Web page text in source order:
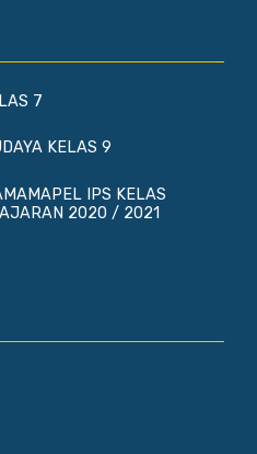
7
KELAS 9
IPS KELAS
2020 / 2021